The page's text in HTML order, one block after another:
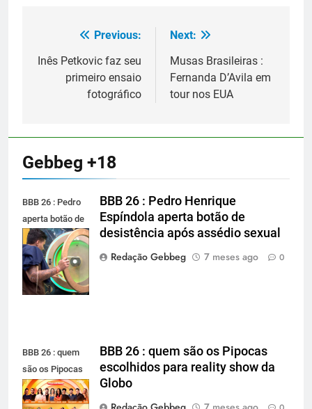
Navegação
de
Post
Previous:
Inês Petkovic faz seu
primeiro ensaio
fotográfico
Next:
Musas Brasileiras :
Fernanda D’Avila em
tour nos EUA
Gebbeg +18
BBB 26 : Pedro
aperta botão de
desistência
após assédio
sexual
BBB 26 : Pedro Henrique
Espíndola aperta botão de
desistência após assédio sexual
Redação Gebbeg
7 meses ago 0
BBB 26 : quem
são os Pipocas
escolhidos para
reality show da
BBB 26 : quem são os Pipocas
escolhidos para reality show da
Globo